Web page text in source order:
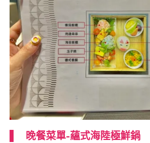
晚餐菜單-蘊式海陸極鮮鍋